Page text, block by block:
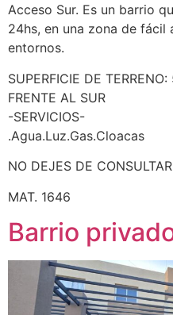
Acceso Sur. Es un barrio
24hs, en una zona de fácil
entornos.
SUPERFICIE DE
FRENTE AL SUR
-SERVICIOS-
.Agua.Luz.Gas.Cloacas
NO DEJES DE CONSULTAR
MAT. 1646
Barrio